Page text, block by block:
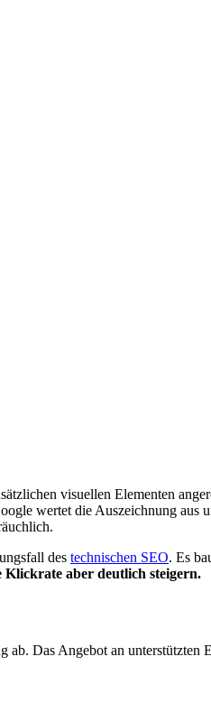
visuellen Elementen
wertet die Auszeichnung aus
des technischen SEO. Es
aber deutlich steigern.
Das Angebot an